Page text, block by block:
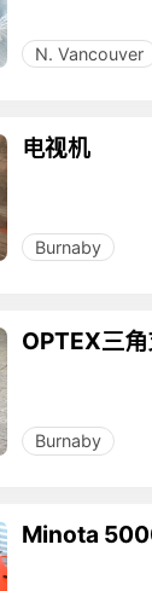
N. Vancouver
电视机
Burnaby
OPTEX三
Burnaby
Minota